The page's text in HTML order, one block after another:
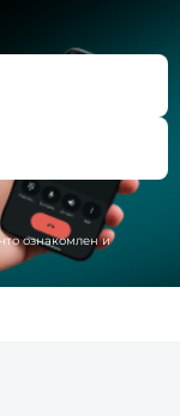
ознакомлен и